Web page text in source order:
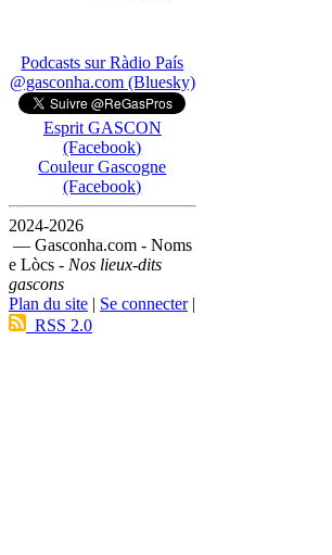
Podcasts sur Ràdio País
@gasconha.com (Bluesky)
Esprit GASCON
(Facebook)
Couleur Gascogne
(Facebook)
2024-2026
— Gasconha.com - Noms
e Lòcs - Nos lieux-dits
gascons
Plan du site | Se connecter|
RSS 2.0